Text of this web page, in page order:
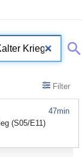
Filter
47min
(S05/E11)